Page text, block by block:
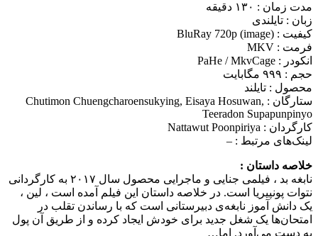
مدت زمان : ۱۳۰ دقیقه
زبان : تایلندی
کیفیت : BluRay 720p (image)
فرمت : MKV
انکودر : PaHe / MkvCage
حجم : ۹۹۹ مگابایت
محصول : تایلند
ستارگان : Chutimon Chuengcharoensukying, Eisaya Hosuwan,
Teeradon Supapunpinyo
کارگردان : Nattawut Poonpiriya
لینک‌های مرتبط : –
خلاصه داستان :
نابغه بد ، فیلمی جنایی و ماجرایی محصول سال ۲۰۱۷ به کارگردانی
نتوات پونپیریا است. در خلاصه داستان این فیلم آمده است ، لین ،
یک دانش آموز نابغه‌ی دبیرستانی است که با رساندن تقلب در
امتحان‌ها یک شغل جدید برای خودش ایجاد کرده و از طریق آن پول
به دست می‌آورد. اما…